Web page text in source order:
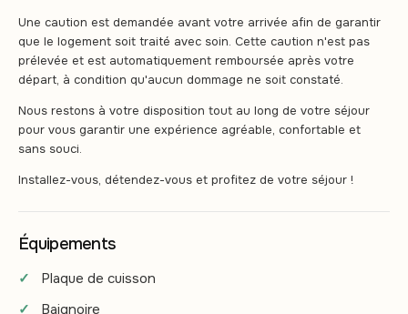
Une caution est demandée avant votre arrivée afin de garantir
que le logement soit traité avec soin. Cette caution n'est pas
prélevée et est automatiquement remboursée après votre
départ, à condition qu'aucun dommage ne soit constaté.
Nous restons à votre disposition tout au long de votre séjour
pour vous garantir une expérience agréable, confortable et
sans souci.
Installez-vous, détendez-vous et profitez de votre séjour !
Équipements
Plaque de cuisson
Baignoire